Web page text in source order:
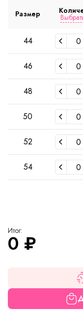
Размер
44
46
48
50
52
54
Итог:
0 ₽